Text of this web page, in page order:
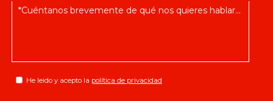
He leido y acepto la política de privacidad